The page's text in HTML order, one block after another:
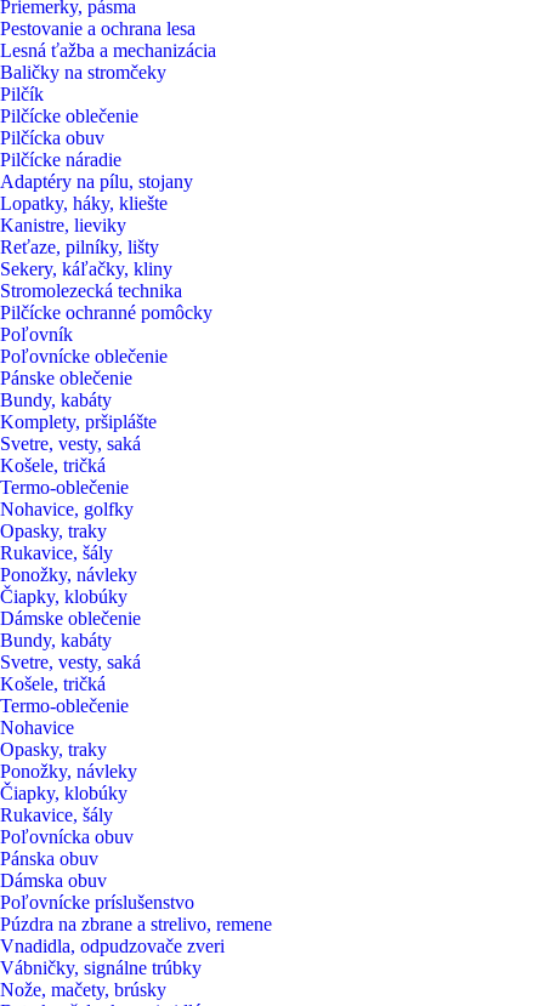
Priemerky, pásma
Pestovanie a ochrana lesa
Lesná ťažba a mechanizácia
Baličky na stromčeky
Pilčík
Pilčícke oblečenie
Pilčícka obuv
Pilčícke náradie
Adaptéry na pílu, stojany
Lopatky, háky, kliešte
Kanistre, lieviky
Reťaze, pilníky, lišty
Sekery, káľačky, kliny
Stromolezecká technika
Pilčícke ochranné pomôcky
Poľovník
Poľovnícke oblečenie
Pánske oblečenie
Bundy, kabáty
Komplety, pršiplášte
Svetre, vesty, saká
Košele, tričká
Termo-oblečenie
Nohavice, golfky
Opasky, traky
Rukavice, šály
Ponožky, návleky
Čiapky, klobúky
Dámske oblečenie
Bundy, kabáty
Svetre, vesty, saká
Košele, tričká
Termo-oblečenie
Nohavice
Opasky, traky
Ponožky, návleky
Čiapky, klobúky
Rukavice, šály
Poľovnícka obuv
Pánska obuv
Dámska obuv
Poľovnícke príslušenstvo
Púzdra na zbrane a strelivo, remene
Vnadidla, odpudzovače zveri
Vábničky, signálne trúbky
Nože, mačety, brúsky